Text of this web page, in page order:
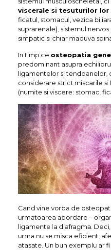
viscerale si tesuturilor lor
ficatul, stomacul, vezica
suprarenale), sistemul
simpatic si chiar maduva
In timp ce osteopatia
predominant asupra
ligamentelor si tendoanelor,
considerare strict miscarile
(numite si viscere: stomac,
Cand vine vorba de
urmatoarea abordare –
ligamente la diafragma.
urma nu se misca eficient,
atasate. Un bun exemplu ar